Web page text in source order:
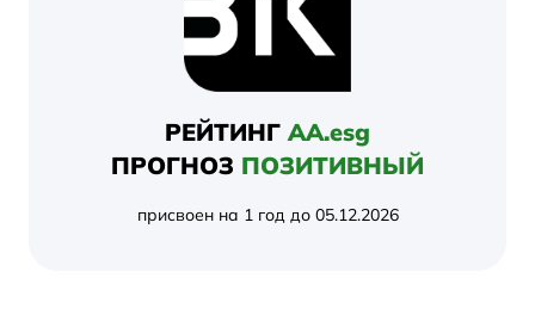
РЕЙТИНГ АА.esg
ПРОГНОЗ ПОЗИТИВНЫЙ
присвоен на 1 год до 05.12.2026